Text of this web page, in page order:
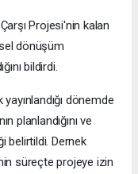
Projesi'nin kalan
dönüşüm
bildirdi.
dönemde
planlandığını ve
belirtildi. Dernek
süreçte projeye izin